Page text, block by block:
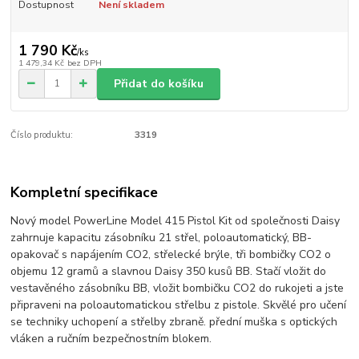
Dostupnost Není skladem
1 790 Kč/ks
1 479,34 Kč bez DPH
Přidat do košíku
Číslo produktu: 3319
Kompletní specifikace
Nový model PowerLine Model 415 Pistol Kit od společnosti Daisy
zahrnuje kapacitu zásobníku 21 střel, poloautomatický, BB-
opakovač s napájením CO2, střelecké brýle, tři bombičky CO2 o
objemu 12 gramů a slavnou Daisy 350 kusů BB. Stačí vložit do
vestavěného zásobníku BB, vložit bombičku CO2 do rukojeti a jste
připraveni na poloautomatickou střelbu z pistole. Skvělé pro učení
se techniky uchopení a střelby zbraně. přední muška s optických
vláken a ručním bezpečnostním blokem.